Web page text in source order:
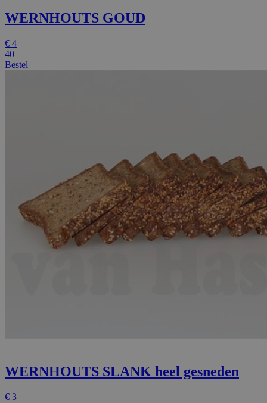
WERNHOUTS GOUD
€ 4
40
Bestel
WERNHOUTS SLANK heel gesneden
€ 3